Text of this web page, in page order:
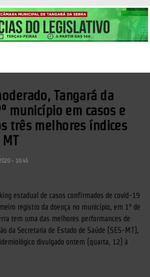
Tangará da
município em casos e
três melhores índices
- 10:45
estadual de casos confirmados de covid-19
registro da doença no município, em 1º de
tem uma das melhores performances de
da Secretaria de Estado de Saúde (SES-MT),
divulgado ontem (quarta, 12) à